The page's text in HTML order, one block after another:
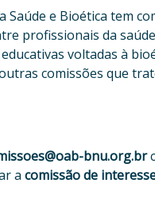
Saúde e Bioética tem
profissionais da
voltadas à
comissões que
bnu.org.br
a comissão de